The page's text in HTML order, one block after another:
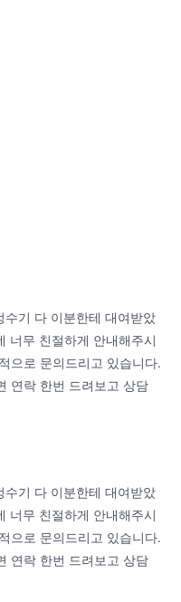
기 다 이분한테 대여받았
너무 친절하게 안내해주시
으로 문의드리고 있습니다.
연락 한번 드려보고 상담
기 다 이분한테 대여받았
너무 친절하게 안내해주시
으로 문의드리고 있습니다.
연락 한번 드려보고 상담